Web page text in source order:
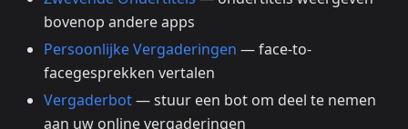
bovenop andere apps
Persoonlijke Vergaderingen — face-to-
facegesprekken vertalen
Vergaderbot— stuur een bot om deel te nemen
aan uw online vergaderingen